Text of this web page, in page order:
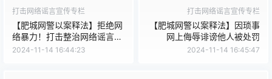
打击网络谣言宣传专栏
【肥城网警以案释法】拒绝网
络暴力！打击整治网络谣言警
示案例
2024-11-14 16:44:23
打击网络谣言宣传专栏
【肥城网警以案释法】因琐事
网上侮辱诽谤他人被处罚
2024-11-14 16:45:47